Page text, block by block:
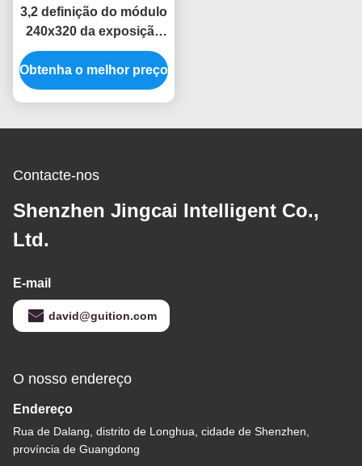
3,2 definição do módulo
240x320 da exposição
de TFT LVGL LCD
ESP32 da polegada
Obtenha o melhor preço
Contacte-nos
Shenzhen Jingcai Intelligent Co.,
Ltd.
E-mail
david@guition.com
O nosso endereço
Endereço
Rua de Dalang, distrito de Longhua, cidade de Shenzhen,
província de Guangdong